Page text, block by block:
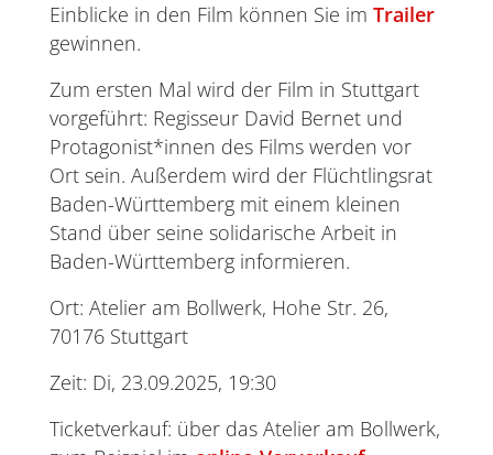
Einblicke in den Film können Sie im Trailer
gewinnen.
Zum ersten Mal wird der Film in Stuttgart
vorgeführt: Regisseur David Bernet und
Protagonist*innen des Films werden vor
Ort sein. Außerdem wird der Flüchtlingsrat
Baden-Württemberg mit einem kleinen
Stand über seine solidarische Arbeit in
Baden-Württemberg informieren.
Ort: Atelier am Bollwerk, Hohe Str. 26,
70176 Stuttgart
Zeit: Di, 23.09.2025, 19:30
Ticketverkauf: über das Atelier am Bollwerk,